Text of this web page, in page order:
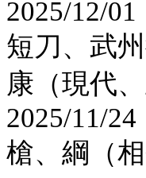
2025/12/01
短刀、武
康（現代
2025/11/24
槍、綱（